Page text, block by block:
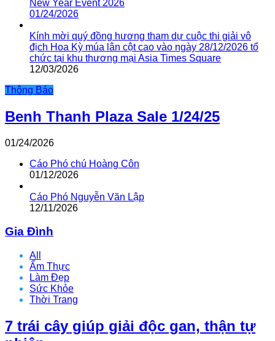
New Year Event 2026
01/24/2026
Kính mời quý đồng hương tham dự cuộc thi giải vô
địch Hoa Kỳ múa lân cột cao vào ngày 28/12/2026 tổ
chức tại khu thương mại Asia Times Square
12/03/2026
Thông Báo
Benh Thanh Plaza Sale 1/24/25
01/24/2026
Cáo Phó chú Hoàng Côn
01/12/2026
Cáo Phó Nguyễn Văn Lập
12/11/2026
Gia Đình
All
Ẩm Thực
Làm Đẹp
Sức Khỏe
Thời Trang
7 trái cây giúp giải độc gan, thận tự